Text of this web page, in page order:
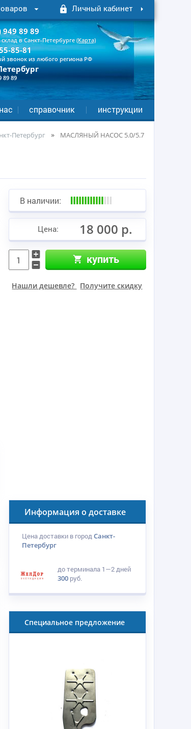
Личный кабинет
949 89 89
в Санкт-Петербурге(Карта)
85-81
звонок из любого региона РФ
89 89
справочник инструкции
Петербург
МАСЛЯНЫЙ НАСОС 5.0/5.7
В наличии:
Цена: 18 000 р.
купить
Нашли дешевле? Получите скидку
Информация о доставке
Цена доставки в городСанкт-
Петербург
до терминала 1—2 дней
300 руб.
Специальное предложение